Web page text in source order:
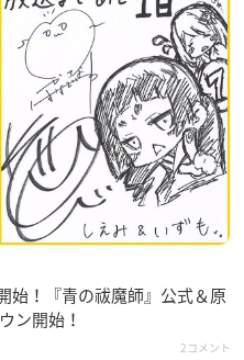
始！『青の祓魔師』公式＆原
ン開始！
2コメント